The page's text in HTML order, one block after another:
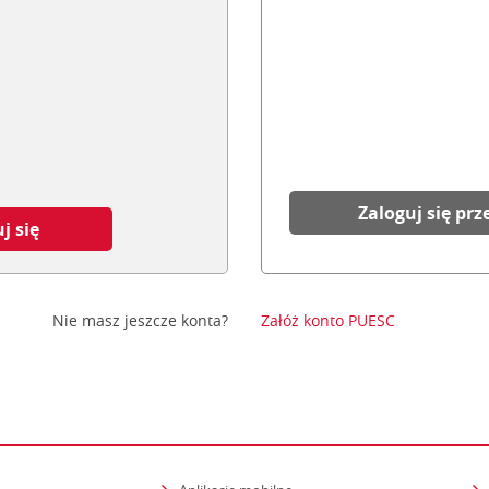
się
Zaloguj się
Nie masz jeszcze konta? Załóż konto PUESC